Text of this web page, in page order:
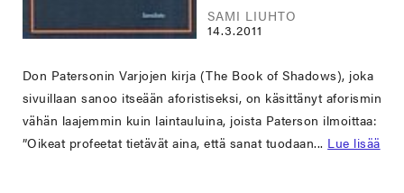
SAMI LIUHTO
14.3.2011
Don Patersonin Varjojen kirja (The Book of Shadows), joka
sivuillaan sanoo itseään aforistiseksi, on käsittänyt aforismin
vähän laajemmin kuin laintauluina, joista Paterson ilmoittaa:
”Oikeat profeetat tietävät aina, että sanat tuodaan... Lue lisää